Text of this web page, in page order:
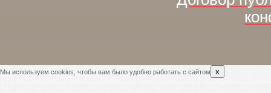
Мы используем cookies, чтобы вам было удобно работать с сайтом x